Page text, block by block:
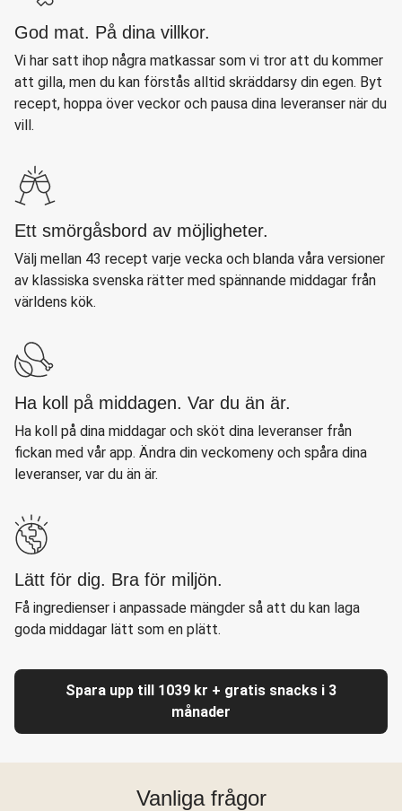
God mat. På dina villkor.
Vi har satt ihop några matkassar som vi tror att du kommer
att gilla, men du kan förstås alltid skräddarsy din egen. Byt
recept, hoppa över veckor och pausa dina leveranser när du
vill.
Ett smörgåsbord av möjligheter.
Välj mellan 43 recept varje vecka och blanda våra versioner
av klassiska svenska rätter med spännande middagar från
världens kök.
Ha koll på middagen. Var du än är.
Ha koll på dina middagar och sköt dina leveranser från
fickan med vår app. Ändra din veckomeny och spåra dina
leveranser, var du än är.
Lätt för dig. Bra för miljön.
Få ingredienser i anpassade mängder så att du kan laga
goda middagar lätt som en plätt.
Spara upp till 1039 kr + gratis snacks i 3
månader
Vanliga frågor